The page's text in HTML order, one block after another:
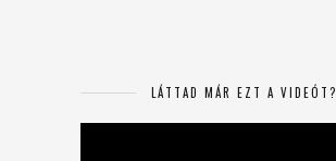
LÁTTAD MÁR EZT A VIDEÓT?